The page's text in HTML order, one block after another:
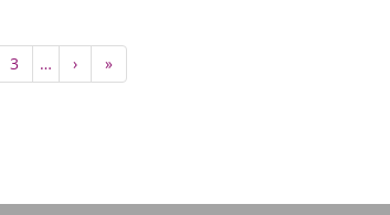
Page
3 …
次
ペ
›
最
終
»